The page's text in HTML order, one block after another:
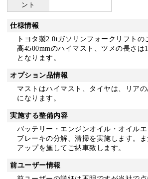
ント
仕様情報
トヨタ製2.0tガソリンフォークリフトの
高4500mmのハイマスト、ツメの長さは
となります。
オプション品情報
マストはハイマスト、タイヤは、リア
になります。
実施する整備内容
バッテリー・エンジンオイル・オイルエ
ブレーキの分解、清掃を実施します。
アップを施してご納車致します。
前ユーザー情報